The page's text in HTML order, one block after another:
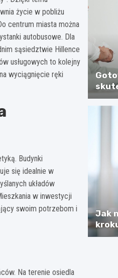
życie w pobliżu
centrum miasta można
autobusowe. Dla
sąsiedztwie Hillence
usługowych to kolejny
wyciągnięcie ręki
Budynki
się idealnie w
układów
w inwestycji
swoim potrzebom i
Na terenie osiedla
Jak